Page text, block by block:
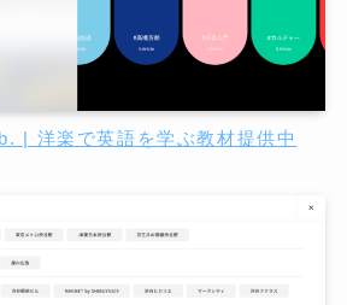
| 洋楽で英語を学ぶ教材提供中